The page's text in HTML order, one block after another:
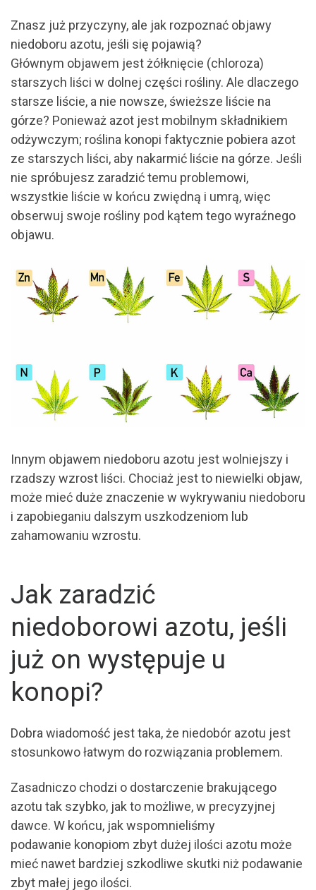
Znasz już przyczyny, ale jak rozpoznać objawy
niedoboru azotu, jeśli się pojawią?
Głównym objawem jest żółknięcie (chloroza)
starszych liści w dolnej części rośliny. Ale dlaczego
starsze liście, a nie nowsze, świeższe liście na
górze? Ponieważ azot jest mobilnym składnikiem
odżywczym; roślina konopi faktycznie pobiera azot
ze starszych liści, aby nakarmić liście na górze. Jeśli
nie spróbujesz zaradzić temu problemowi,
wszystkie liście w końcu zwiędną i umrą, więc
obserwuj swoje rośliny pod kątem tego wyraźnego
objawu.
Innym objawem niedoboru azotu jest wolniejszy i
rzadszy wzrost liści. Chociaż jest to niewielki objaw,
może mieć duże znaczenie w wykrywaniu niedoboru
i zapobieganiu dalszym uszkodzeniom lub
zahamowaniu wzrostu.
Jak zaradzić
niedoborowi azotu, jeśli
już on występuje u
konopi?
Dobra wiadomość jest taka, że niedobór azotu jest
stosunkowo łatwym do rozwiązania problemem.
Zasadniczo chodzi o dostarczenie brakującego
azotu tak szybko, jak to możliwe, w precyzyjnej
dawce. W końcu, jak wspomnieliśmy
podawanie konopiom zbyt dużej ilości azotu może
mieć nawet bardziej szkodliwe skutki niż podawanie
zbyt małej jego ilości.